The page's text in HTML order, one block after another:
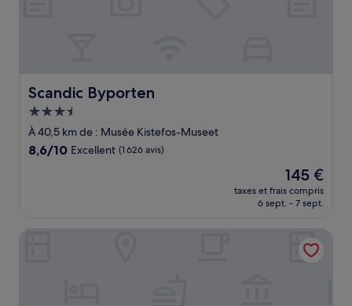
Scandic Byporten
Scandic Byporten
Hébergement
3.5 étoiles
À 40,5 km de : Musée Kistefos-Museet
8.6
8,6/10 Excellent (1 626 avis)
Le
nouveau
prix
de
145 €
145 €
taxes et frais compris
6 sept. - 7 sept.